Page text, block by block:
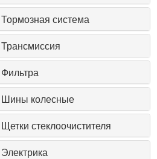
Тормозная система
Трансмиссия
Фильтра
Шины колесные
Щетки стеклоочистителя
Электрика